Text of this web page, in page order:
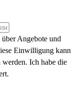
Angebote und
Einwilligung kann
Ich habe die